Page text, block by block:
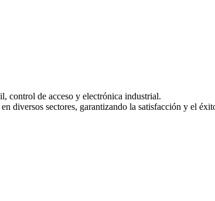
control de acceso y electrónica industrial.
diversos sectores, garantizando la satisfacción y el